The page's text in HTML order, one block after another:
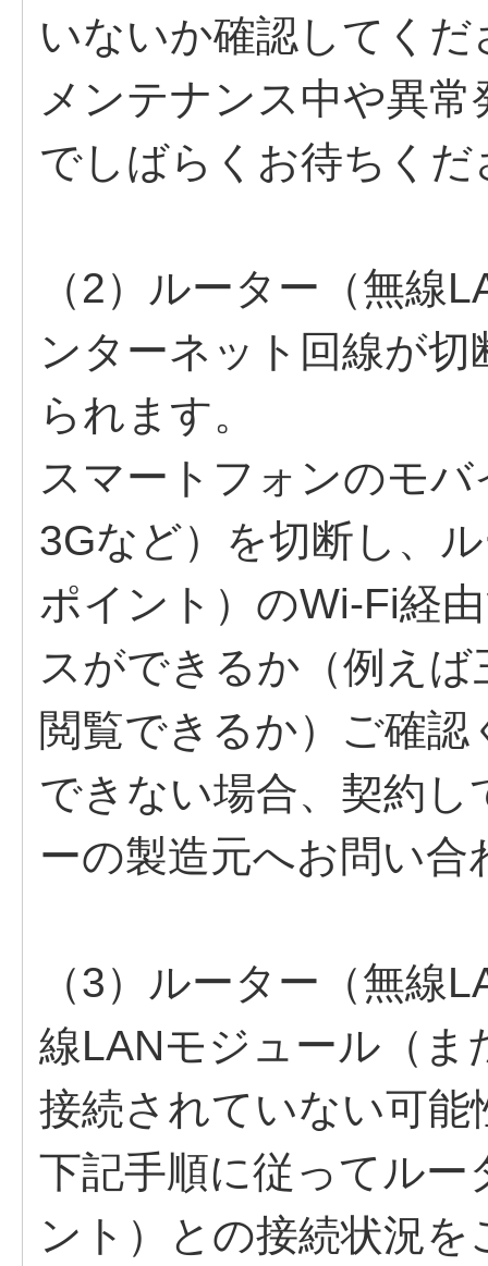
いないか確認してくだ
メンテナンス中や異
でしばらくお待ちくだ
（2）ルーター（無線
ンターネット回線が
られます。
スマートフォンのモ
3Gなど）を切断し、
ポイント）のWi-Fi経
スができるか（例え
閲覧できるか）ご確認
できない場合、契約
ーの製造元へお問い合
（3）ルーター（無線
線LANモジュール（ま
接続されていない可
下記手順に従ってル
ント）との接続状況